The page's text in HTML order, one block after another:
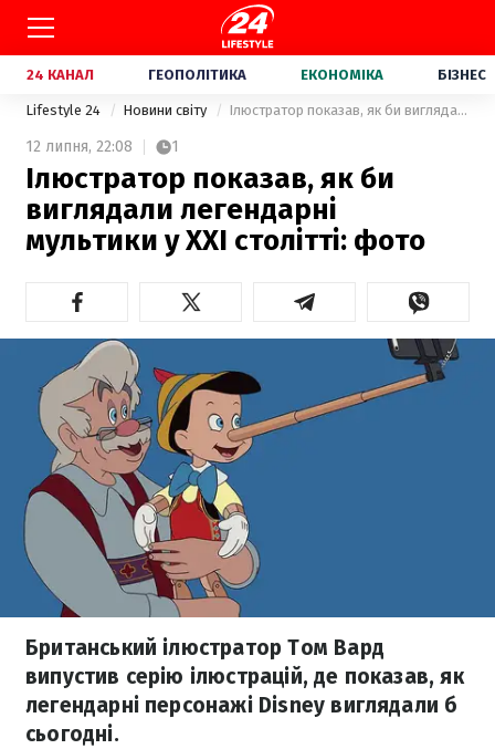
24 КАНАЛ ГЕОПОЛІТИКА ЕКОНОМІКА БІЗНЕС
Lifestyle 24 Новини світу Ілюстратор показав, як би виглядали легендарні мультики у XXI столітті: фото
12 липня, 22:08 1
Ілюстратор показав, як би
виглядали легендарні
мультики у XXI столітті: фото
Британський ілюстратор Том Вард
випустив серію ілюстрацій, де показав, як
легендарні персонажі Disney виглядали б
сьогодні.